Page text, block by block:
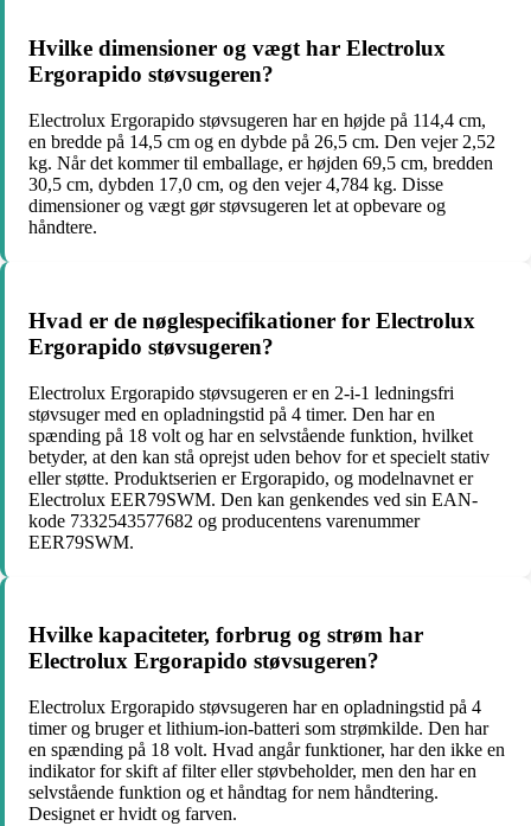
Hvilke dimensioner og vægt har Electrolux
Ergorapido støvsugeren?
Electrolux Ergorapido støvsugeren har en højde på 114,4 cm,
en bredde på 14,5 cm og en dybde på 26,5 cm. Den vejer 2,52
kg. Når det kommer til emballage, er højden 69,5 cm, bredden
30,5 cm, dybden 17,0 cm, og den vejer 4,784 kg. Disse
dimensioner og vægt gør støvsugeren let at opbevare og
håndtere.
Hvad er de nøglespecifikationer for Electrolux
Ergorapido støvsugeren?
Electrolux Ergorapido støvsugeren er en 2-i-1 ledningsfri
støvsuger med en opladningstid på 4 timer. Den har en
spænding på 18 volt og har en selvstående funktion, hvilket
betyder, at den kan stå oprejst uden behov for et specielt stativ
eller støtte. Produktserien er Ergorapido, og modelnavnet er
Electrolux EER79SWM. Den kan genkendes ved sin EAN-
kode 7332543577682 og producentens varenummer
EER79SWM.
Hvilke kapaciteter, forbrug og strøm har
Electrolux Ergorapido støvsugeren?
Electrolux Ergorapido støvsugeren har en opladningstid på 4
timer og bruger et lithium-ion-batteri som strømkilde. Den har
en spænding på 18 volt. Hvad angår funktioner, har den ikke en
indikator for skift af filter eller støvbeholder, men den har en
selvstående funktion og et håndtag for nem håndtering.
Designet er hvidt og farven.